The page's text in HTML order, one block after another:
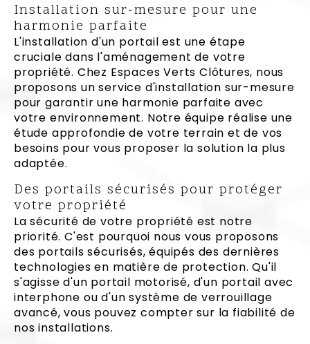
Installation sur-mesure pour une
harmonie parfaite
L'installation d'un portail est une étape
cruciale dans l'aménagement de votre
propriété. Chez Espaces Verts Clôtures, nous
proposons un service d'installation sur-mesure
pour garantir une harmonie parfaite avec
votre environnement. Notre équipe réalise une
étude approfondie de votre terrain et de vos
besoins pour vous proposer la solution la plus
adaptée.
Des portails sécurisés pour protéger
votre propriété
La sécurité de votre propriété est notre
priorité. C'est pourquoi nous vous proposons
des portails sécurisés, équipés des dernières
technologies en matière de protection. Qu'il
s'agisse d'un portail motorisé, d'un portail avec
interphone ou d'un système de verrouillage
avancé, vous pouvez compter sur la fiabilité de
nos installations.